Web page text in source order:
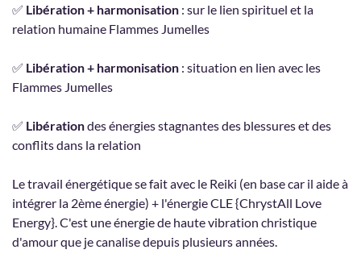
✅ Libération + harmonisation : sur le lien spirituel et la
relation humaine Flammes Jumelles
✅ Libération + harmonisation : situation en lien avec les
Flammes Jumelles
✅ Libérationdes énergies stagnantes des blessures et des
conflits dans la relation
Le travail énergétique se fait avec le Reiki (en base car il aide à
intégrer la 2ème énergie) + l'énergie CLE {ChrystAll Love
Energy}. C'est une énergie de haute vibration christique
d'amour que je canalise depuis plusieurs années.